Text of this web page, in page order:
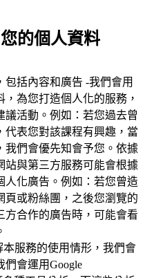
的個人資料
包括內容和廣告 -我們會用
為您打造個人化的服務，
議活動。例如：若您過去曾
代表您對該課程有興趣，當
我們會優先知會予您。依據
站與第三方服務可能會根據
人化廣告。例如：若您曾造
頁或粉絲團，之後您瀏覽的
方合作的廣告時，可能會看
服務的使用情形，我們會
們會運用Google